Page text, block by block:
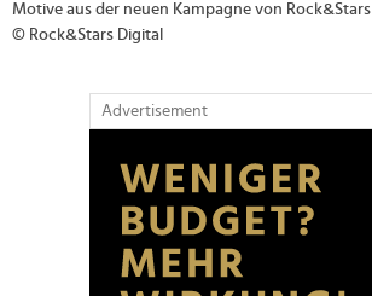
Motive aus der neuen Kampagne von Rock&Stars
© Rock&Stars Digital
Advertisement